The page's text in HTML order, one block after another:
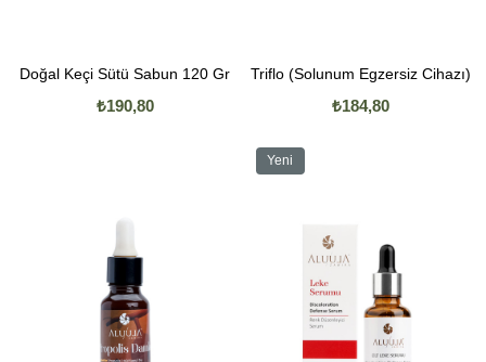
Doğal Keçi Sütü Sabun 120 Gr
₺190,80
Triflo (Solunum Egzersiz Cihazı)
₺184,80
Yeni